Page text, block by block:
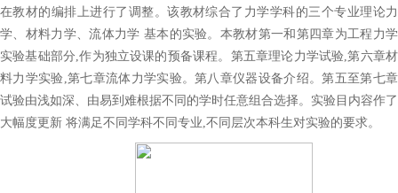
在教材的编排上进行了调整。该教材综合了力学学科的三个专业理论力
学、材料力学、流体力学 基本的实验。本教材第一和第四章为工程力学
实验基础部分,作为独立设课的预备课程。第五章理论力学试验,第六章材
料力学实验,第七章流体力学实验。第八章仪器设备介绍。第五至第七章
试验由浅如深、由易到难根据不同的学时任意组合选择。实验目内容作了
大幅度更新 将满足不同学科不同专业,不同层次本科生对实验的要求。